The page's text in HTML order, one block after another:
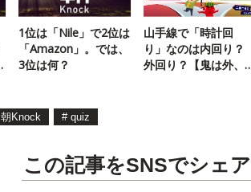
1位は「Nile」で2位は
「Amazon」。では、
3位は何？
山手線で「時計回
り」なのは内回り？
外回り？【鬼は外、
朝Knock # quiz
この記事をSNSでシェア